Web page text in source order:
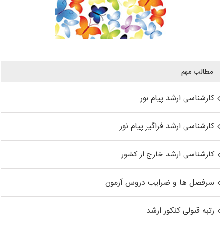
مطالب مهم
کارشناسی ارشد پیام نور
کارشناسی ارشد فراگیر پیام نور
کارشناسی ارشد خارج از کشور
سرفصل ها و ضرایب دروس آزمون
رتبه قبولی کنکور ارشد